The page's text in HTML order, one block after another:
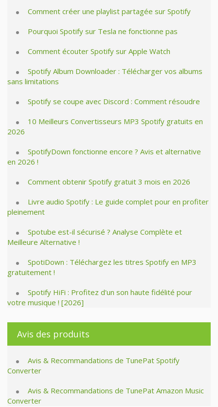
Comment créer une playlist partagée sur Spotify
Pourquoi Spotify sur Tesla ne fonctionne pas
Comment écouter Spotify sur Apple Watch
Spotify Album Downloader : Télécharger vos albums
sans limitations
Spotify se coupe avec Discord : Comment résoudre
10 Meilleurs Convertisseurs MP3 Spotify gratuits en
2026
SpotifyDown fonctionne encore ? Avis et alternative
en 2026 !
Comment obtenir Spotify gratuit 3 mois en 2026
Livre audio Spotify : Le guide complet pour en profiter
pleinement
Spotube est-il sécurisé ? Analyse Complète et
Meilleure Alternative !
SpotiDown : Téléchargez les titres Spotify en MP3
gratuitement !
Spotify HiFi : Profitez d'un son haute fidélité pour
votre musique ! [2026]
Avis des produits
Avis & Recommandations de TunePat Spotify
Converter
Avis & Recommandations de TunePat Amazon Music
Converter